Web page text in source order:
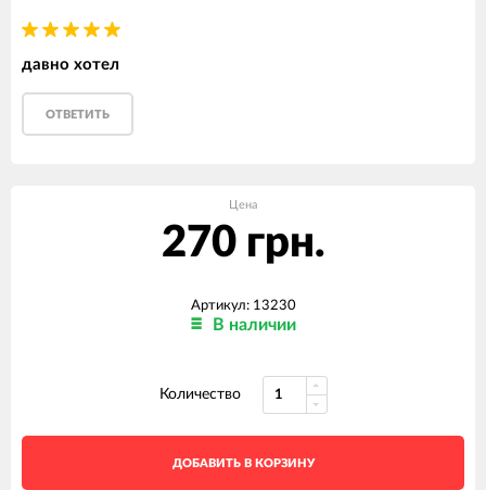
давно хотел
ОТВЕТИТЬ
Цена
270 грн.
Артикул: 13230
В наличии
Количество
ДОБАВИТЬ В КОРЗИНУ